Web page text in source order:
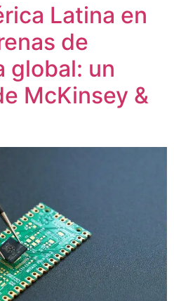
Latina en
de
global: un
McKinsey &